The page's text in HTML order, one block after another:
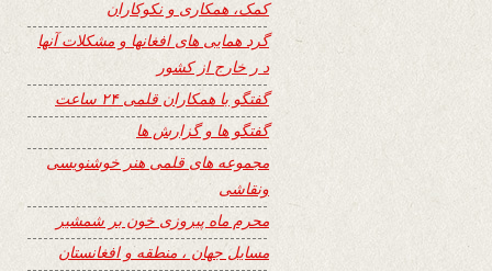
کمک، همکاری و نکوکاران
گرد همایی های افغانها و مشکلات آنها
د ر خارج از کشور
گفتگو با همکاران قلمی ۲۴ ساعت
گفتگو ها و گزارش ها
مجموعه های قلمی هنر خوشنویسی
ونقاشی
محرم ماه پیروزی خون بر شمشیر
مسایل جهان ، منطقه و افغانستان